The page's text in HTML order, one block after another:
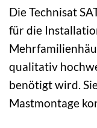
Die Technisat
für die
qualitativ
benötigt wird.
Mastmontage